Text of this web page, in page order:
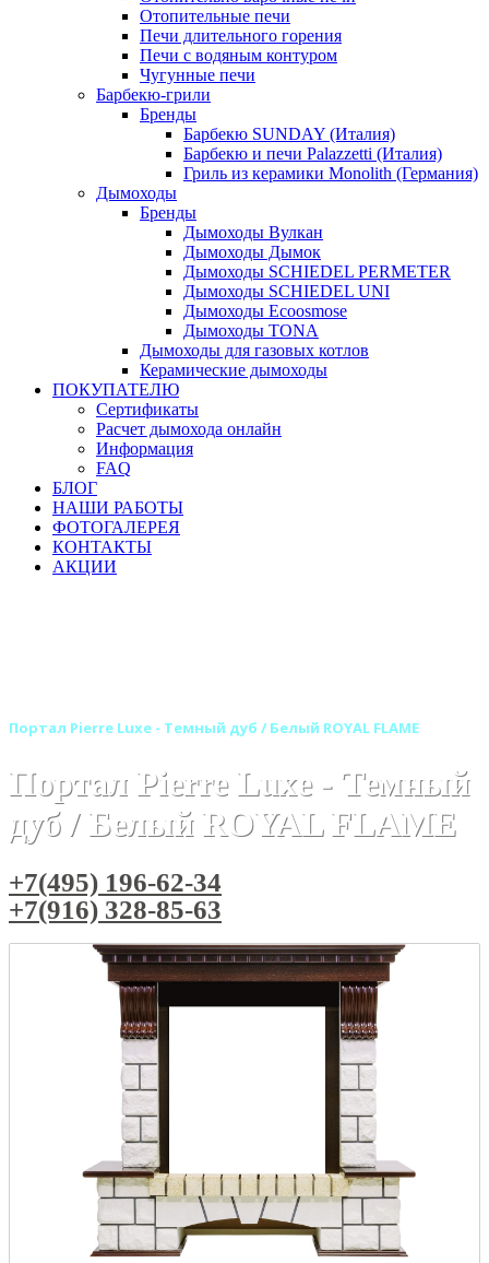
Отопительные печи
Печи длительного горения
Печи с водяным контуром
Чугунные печи
Барбекю-грили
Бренды
Барбекю SUNDAY (Италия)
Барбекю и печи Palazzetti (Италия)
Гриль из керамики Monolith (Германия)
Дымоходы
Бренды
Дымоходы Вулкан
Дымоходы Дымок
Дымоходы SCHIEDEL PERMETER
Дымоходы SCHIEDEL UNI
Дымоходы Ecoosmose
Дымоходы TONA
Дымоходы для газовых котлов
Керамические дымоходы
ПОКУПАТЕЛЮ
Сертификаты
Расчет дымохода онлайн
Информация
FAQ
БЛОГ
НАШИ РАБОТЫ
ФОТОГАЛЕРЕЯ
КОНТАКТЫ
АКЦИИ
Портал Pierre Luxe - Темный дуб / Белый ROYAL FLAME
Портал Pierre Luxe - Темный
дуб / Белый ROYAL FLAME
+7(495) 196-62-34
+7(916) 328-85-63